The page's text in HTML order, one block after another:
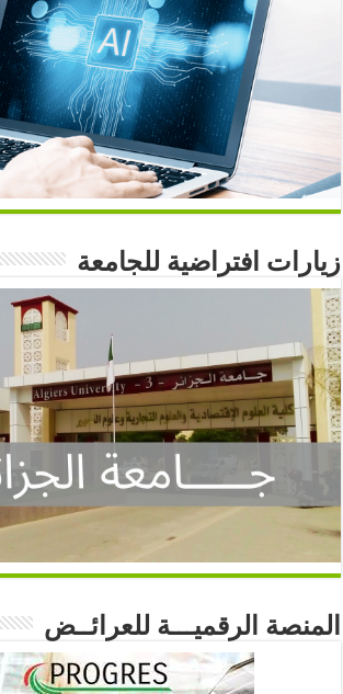
زيارات افتراضية للجامعة
المنصة الرقميـــة للعرائــض